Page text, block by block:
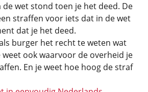
wet stond toen je het deed. De
straffen voor iets dat in de wet
dat je het deed.
burger het recht te weten wat
weet ook waarvoor de overheid je
En je weet hoe hoog de straf